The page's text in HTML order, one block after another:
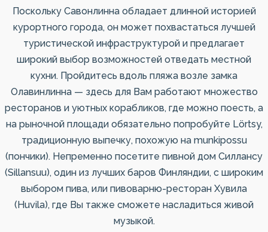
Поскольку Савонлинна обладает длинной историей
курортного города, он может похвастаться лучшей
туристической инфраструктурой и предлагает
широкий выбор возможностей отведать местной
кухни. Пройдитесь вдоль пляжа возле замка
Олавинлинна — здесь для Вам работают множество
ресторанов и уютных корабликов, где можно поесть, а
на рыночной площади обязательно попробуйте Lörtsy,
традиционную выпечку, похожую на munkipossu
(пончики). Непременно посетите пивной дом Силлансу
(Sillansuu), один из лучших баров Финляндии, с широким
выбором пива, или пивоварню-ресторан Хувила
(Huvila), где Вы также сможете насладиться живой
музыкой.